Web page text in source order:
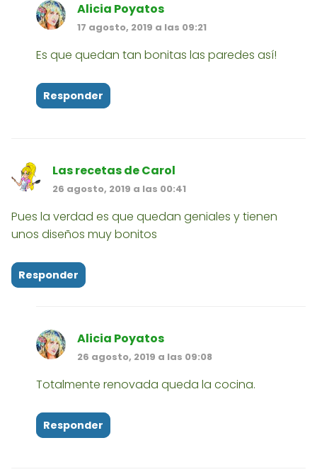
Alicia Poyatos
17 agosto, 2019 a las 09:21
Es que quedan tan bonitas las paredes así!
Responder
Las recetas de Carol
26 agosto, 2019 a las 00:41
Pues la verdad es que quedan geniales y tienen
unos diseños muy bonitos
Responder
Alicia Poyatos
26 agosto, 2019 a las 09:08
Totalmente renovada queda la cocina.
Responder